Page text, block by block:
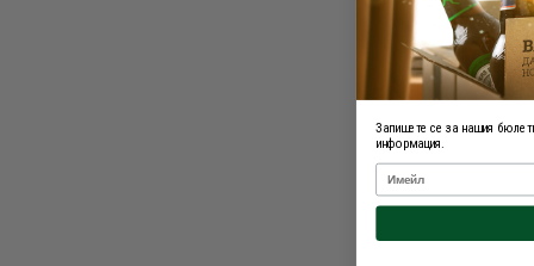
Запишете се за нашия
информация.